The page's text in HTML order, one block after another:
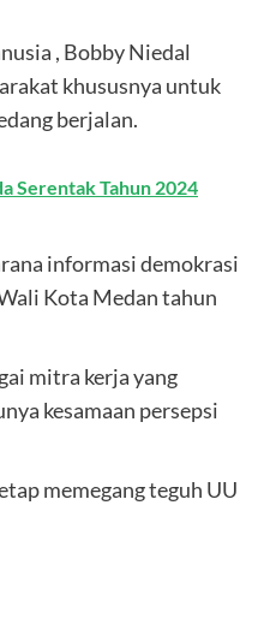
, Bobby Niedal
khususnya untuk
berjalan.
Serentak Tahun 2024
informasi demokrasi
Kota Medan tahun
mitra kerja yang
kesamaan persepsi
memegang teguh UU